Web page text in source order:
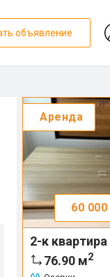
объявление
Аренда
60 000
2-к квартира
76.90 м2